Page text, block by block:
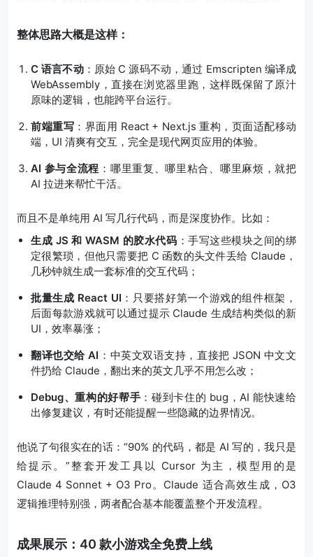
整体思路大概是这样：
C 语言不动：原始 C 源码不动，通过 Emscripten 编译成
WebAssembly，直接在浏览器里跑，这样既保留了原汁
原味的逻辑，也能跨平台运行。
前端重写 ：界面用 React + Next.js 重构，页面适配移动
端，UI 清爽有交互，完全是现代网页应用的体验。
AI 参与全流程 ：哪里重复、哪里粘合、哪里麻烦，就把
AI 拉进来帮忙干活。
而且不是单纯用 AI 写几行代码，而是深度协作。比如：
生成 JS 和 WASM 的胶水代码 ：手写这些模块之间的绑
定很繁琐，但他只需要把 C 函数的头文件丢给 Claude，
几秒钟就生成一套标准的交互代码；
批量生成 React UI ：只要搭好第一个游戏的组件框架，
后面每款游戏就可以通过提示 Claude 生成结构类似的新
UI，效率暴涨；
翻译也交给 AI ：中英文双语支持，直接把 JSON 中文文
件扔给 Claude，翻出来的英文几乎不用怎么改；
Debug、重构的好帮手 ：碰到卡住的 bug，AI 能快速给
出修复建议，有时还能提醒一些隐藏的边界情况。
他说了句很实在的话：“90% 的代码，都是 AI 写的，我只是
给提示。”整套开发工具以 Cursor 为主，模型用的是
Claude 4 Sonnet + O3 Pro。Claude 适合高效生成，O3
逻辑推理特别强，两者配合基本能覆盖整个开发流程。
成果展示：40 款小游戏全免费上线